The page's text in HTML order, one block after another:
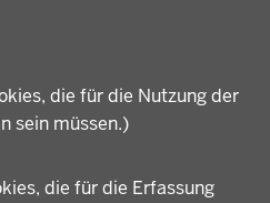
die für die Nutzung der
sein müssen.)
die für die Erfassung